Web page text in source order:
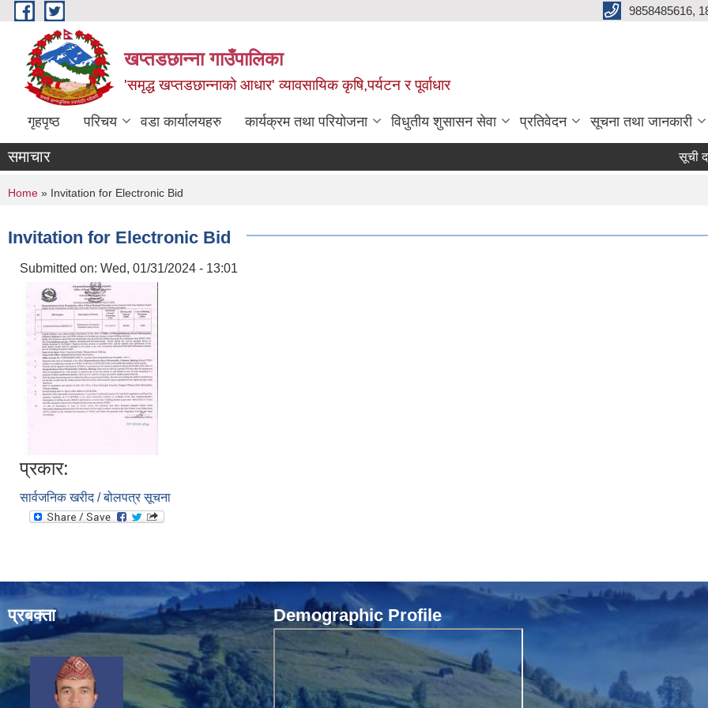
Skip to main content 9858485616,
खप्तडछान्ना गाउँपालिका
'समृद्ध खप्तडछान्नाको आधार' व्यावसायिक कृषि,पर्यटन र पूर्वाधार
गृहपृष्ठ परिचय वडा कार्यालयहरु कार्यक्रम तथा परियोजना विधुतीय शुसासन सेवा प्रतिवेदन सूचना तथा जानकारी
समाचार सूची
You are here
Home » Invitation for Electronic Bid
Invitation for Electronic Bid
Submitted on: Wed, 01/31/2024 - 13:01
प्रकार:
सार्वजनिक खरीद / बोलपत्र सूचना
प्रबक्ता Demographic Profile